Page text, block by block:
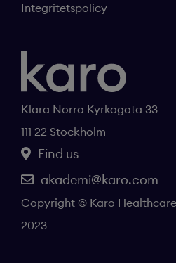
Klara Norra Kyrkogata 33
111 22 Stockholm
Find us
akademi@karo.com
Copyright © Karo
2023
Integritetspolicy